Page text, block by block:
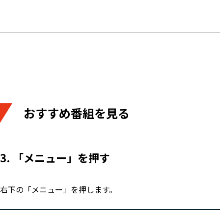
おすすめ番組を見る
3. 「メニュー」を押す
右下の「メニュー」を押します。